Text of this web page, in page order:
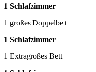
1 Schlafzimmer
1 großes Doppelbett
1 Schlafzimmer
1 Extragroßes Bett